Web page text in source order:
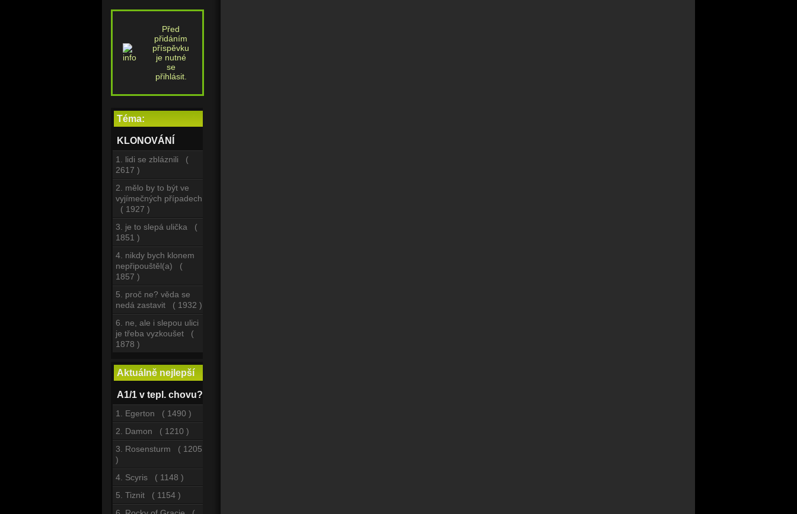
Před
přidáním
příspěvku
je nutné
se
přihlásit.
Téma:
KLONOVÁNÍ
1. lidi se zbláznili (
2617 )
2. mělo by to být ve
vyjímečných případech
( 1927 )
3. je to slepá ulička (
1851 )
4. nikdy bych klonem
nepřipouštěl(a) (
1857 )
5. proč ne? věda se
nedá zastavit ( 1932 )
6. ne, ale i slepou ulici
je třeba vyzkoušet (
1878 )
Aktuálně nejlepší
A1/1 v tepl. chovu?
1. Egerton ( 1490 )
2. Damon ( 1210 )
3. Rosensturm ( 1205
)
4. Scyris ( 1148 )
5. Tiznit ( 1154 )